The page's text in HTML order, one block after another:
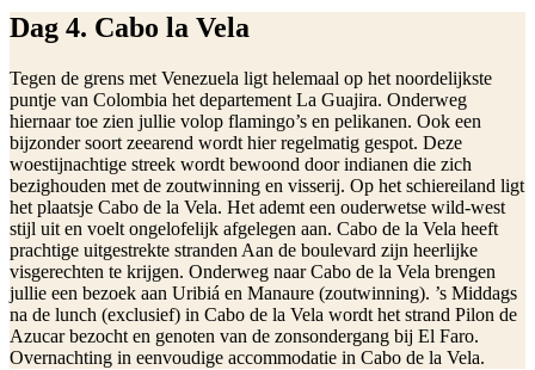
Dag 4. Cabo la Vela
Tegen de grens met Venezuela ligt helemaal op het noordelijkste
puntje van Colombia het departement La Guajira. Onderweg
hiernaar toe zien jullie volop flamingo’s en pelikanen. Ook een
bijzonder soort zeearend wordt hier regelmatig gespot. Deze
woestijnachtige streek wordt bewoond door indianen die zich
bezighouden met de zoutwinning en visserij. Op het schiereiland ligt
het plaatsje Cabo de la Vela. Het ademt een ouderwetse wild-west
stijl uit en voelt ongelofelijk afgelegen aan. Cabo de la Vela heeft
prachtige uitgestrekte stranden Aan de boulevard zijn heerlijke
visgerechten te krijgen. Onderweg naar Cabo de la Vela brengen
jullie een bezoek aan Uribiá en Manaure (zoutwinning). ’s Middags
na de lunch (exclusief) in Cabo de la Vela wordt het strand Pilon de
Azucar bezocht en genoten van de zonsondergang bij El Faro.
Overnachting in eenvoudige accommodatie in Cabo de la Vela.